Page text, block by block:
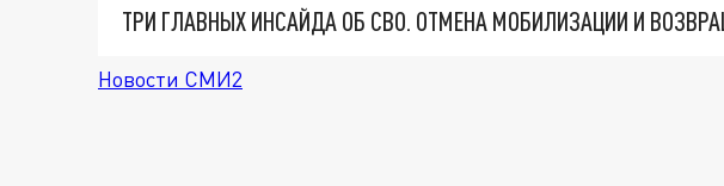
Новости СМИ2